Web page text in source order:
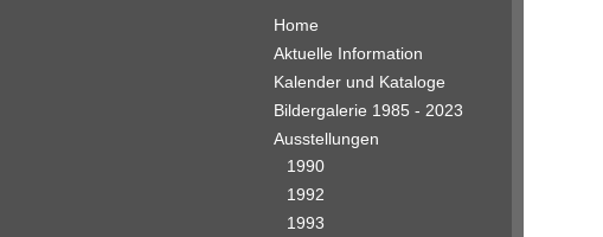
Home
Aktuelle Information
Kalender und Kataloge
Bildergalerie 1985 - 2023
Ausstellungen
1990
1992
1993